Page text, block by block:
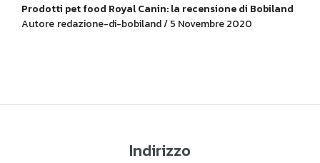
Prodotti pet food Royal Canin: la recensione di Bobiland
Autore redazione-di-bobiland / 5 Novembre 2020
Indirizzo